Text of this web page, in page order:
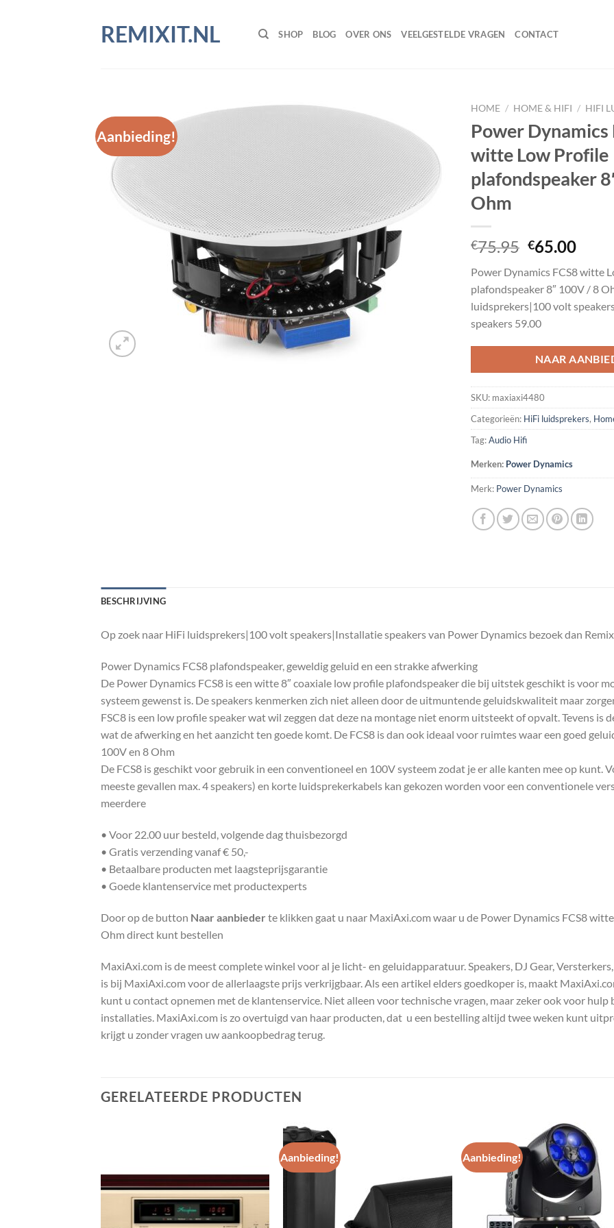
REMIXIT.NL SHOP BLOG OVER ONS VEELGESTELDE VRAGEN CONTACT
Aanbieding!
Toevoegen
aan
wenslijst
HOME / HOME & HIFI / HIFI
Power Dynamics
witte Low Profile
plafondspeaker
Ohm
€75.95
was:
€75.95.
€65.00
is:
Power Dynamics FCS8 witte
plafondspeaker 8″ 100V / 8
luidsprekers|100 volt
speakers 59.00
NAAR
SKU: maxiaxi4480
Categorieën: HiFi luidsprekers,
Tag:Audio Hifi
Merken: Power Dynamics
Merk: Power Dynamics
BESCHRIJVING
Op zoek naar HiFi luidsprekers|100 volt speakers|Installatie speakers van Power Dynamics bezoek dan
Power Dynamics FCS8 plafondspeaker, geweldig geluid en een strakke afwerking
De Power Dynamics FCS8 is een witte 8″ coaxiale low profile plafondspeaker die bij uitstek geschikt is voor
systeem gewenst is. De speakers kenmerken zich niet alleen door de uitmuntende geluidskwaliteit maar
FSC8 is een low profile speaker wat wil zeggen dat deze na montage niet enorm uitsteekt of opvalt. Tevens is
wat de afwerking en het aanzicht ten goede komt. De FCS8 is dan ook ideaal voor ruimtes waar een goed
100V en 8 Ohm
De FCS8 is geschikt voor gebruik in een conventioneel en 100V systeem zodat je er alle kanten mee op kunt.
meeste gevallen max. 4 speakers) en korte luidsprekerkabels kan gekozen worden voor een conventionele
meerdere
• Voor 22.00 uur besteld, volgende dag thuisbezorgd
• Gratis verzending vanaf € 50,-
• Betaalbare producten met laagsteprijsgarantie
• Goede klantenservice met productexperts
Door op de button Naar aanbieder te klikken gaat u naar MaxiAxi.com waar u de Power Dynamics FCS8
Ohm direct kunt bestellen
MaxiAxi.com is de meest complete winkel voor al je licht- en geluidapparatuur. Speakers, DJ Gear,
is bij MaxiAxi.com voor de allerlaagste prijs verkrijgbaar. Als een artikel elders goedkoper is, maakt
kunt u contact opnemen met de klantenservice. Niet alleen voor technische vragen, maar zeker ook voor
installaties. MaxiAxi.com is zo overtuigd van haar producten, dat u een bestelling altijd twee weken kunt
krijgt u zonder vragen uw aankoopbedrag terug.
GERELATEERDE PRODUCTEN
Toevoegen
aan
wenslijst
Aanbieding!
Toevoegen
aan
wenslijst
Aanbieding!